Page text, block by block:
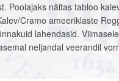
Poolajaks näitas tabloo
Cramo ameeriklaste
lahendasid.
neljandal veerandil